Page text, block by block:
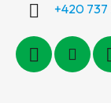
+420